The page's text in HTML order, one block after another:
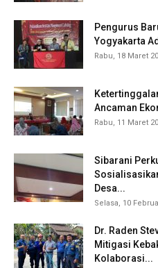
Pengurus
Yogyakarta
Rabu, 18 Maret
Ancaman
Rabu, 11 Maret
Sibarani
Desa...
Selasa, 10
Dr. Raden
Mitigasi
Kolaborasi...